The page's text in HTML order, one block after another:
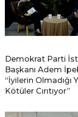
Demokrat Parti
Başkanı Adem
“İyilerin Olmadığı
Kötüler Cırıtıyor”